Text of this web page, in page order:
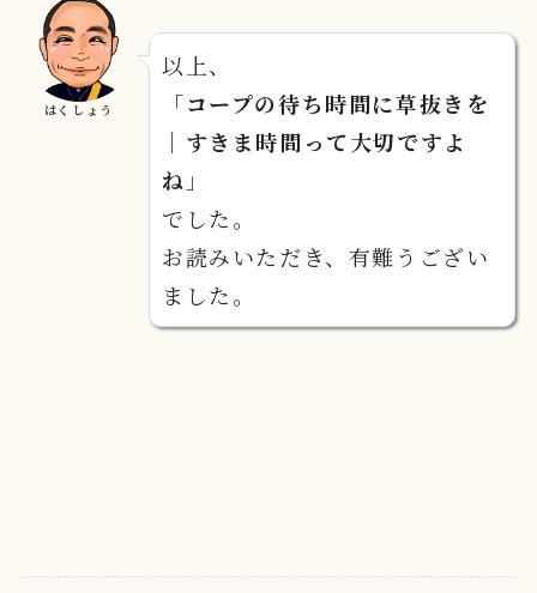
はくしょう
以上、
「コープの待ち時間に草抜きを
｜すきま時間って大切ですよ
ね 」
でした。
お読みいただき、有難うござい
ました。